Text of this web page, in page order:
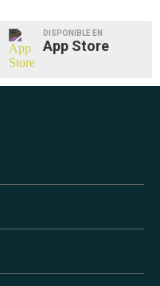
DISPONIBLE EN
App Store